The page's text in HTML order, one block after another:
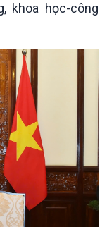
tế
kiện quốc tế
& Việt Nam
- Một dải vững
khoa học-công